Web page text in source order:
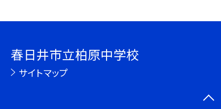
春日井市立柏原中学校
サイトマップ